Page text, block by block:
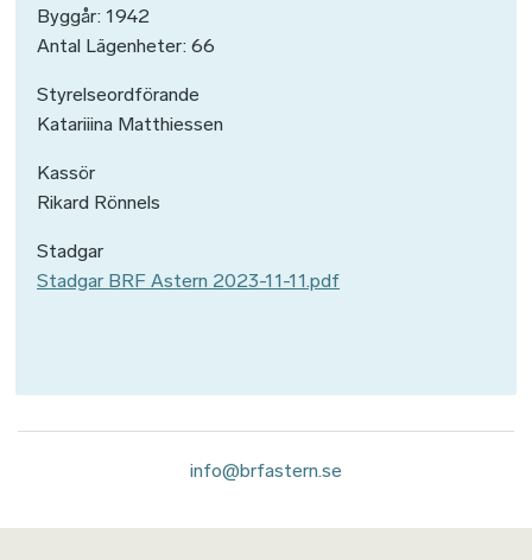
Byggår: 1942
Antal Lägenheter: 66
Styrelseordförande
Katariiina Matthiessen
Kassör
Rikard Rönnels
Stadgar
Stadgar BRF Astern 2023-11-11.pdf
info@brfastern.se